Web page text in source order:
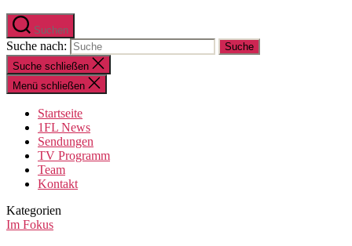
Suchen
Suche nach:
Suche schließen
Menü schließen
Startseite
1FL News
Sendungen
TV Programm
Team
Kontakt
Kategorien
Im Fokus